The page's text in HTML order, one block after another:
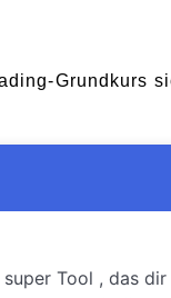
Grundkurs
Tool , das